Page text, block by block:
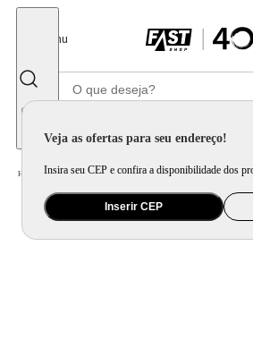
Menu
Veja as ofertas para seu endereço!
Insira seu CEP e confira a disponibilidade dos
Inserir CEP
Home Celular Tablet e Smartwatch / Smartband e Pulseira